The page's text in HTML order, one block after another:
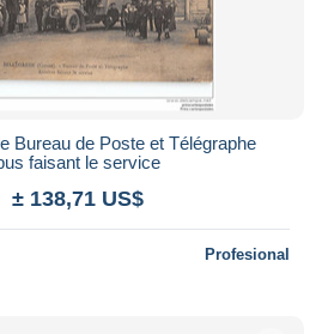
Bureau de Poste et Télégraphe
faisant le service
± 138,71 US$
Profesional